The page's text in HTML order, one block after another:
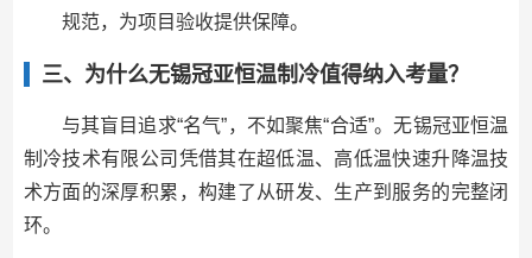
规范，为项目验收提供保障。
三、为什么无锡冠亚恒温制冷值得纳入考量？
与其盲目追求“名气”，不如聚焦“合适”。无锡冠亚恒温
制冷技术有限公司凭借其在超低温、高低温快速升降温技
术方面的深厚积累，构建了从研发、生产到服务的完整闭
环。